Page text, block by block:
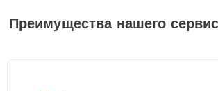
Преимущества нашего